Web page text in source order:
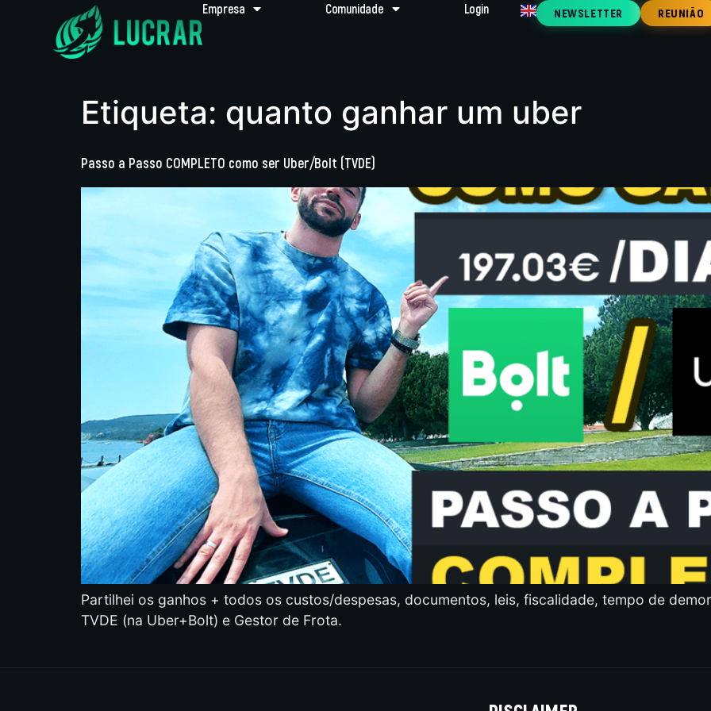
Empresa Comunidade Login NEWSLETTER REUNIÃO
Etiqueta: quanto ganhar um uber
Passo a Passo COMPLETO como ser Uber/Bolt (TVDE)
Partilhei os ganhos + todos os custos/despesas, documentos, leis, fiscalidade, tempo de
TVDE (na Uber+Bolt) e Gestor de Frota.